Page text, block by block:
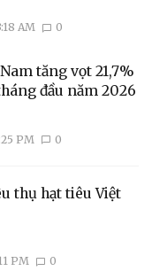
AM 0
tăng vọt 21,7%
đầu năm 2026
PM 0
thụ hạt tiêu Việt
PM 0